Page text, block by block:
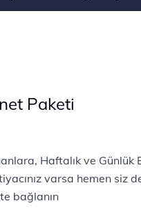
Paketi
Haftalık ve
varsa hemen siz
bağlanın